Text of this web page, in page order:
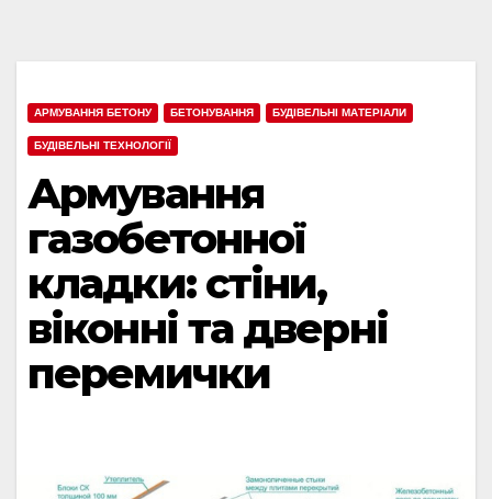
АРМУВАННЯ БЕТОНУ БЕТОНУВАННЯ БУДІВЕЛЬНІ МАТЕРІАЛИ
БУДІВЕЛЬНІ ТЕХНОЛОГІЇ
Армування
газобетонної
кладки: стіни,
віконні та дверні
перемички